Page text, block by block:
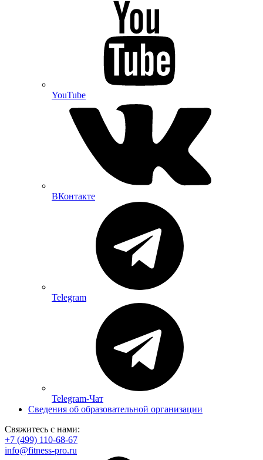
YouTube
ВКонтакте
Telegram
Telegram-Чат
Сведения об образовательной организации
Свяжитесь с нами:
+7 (499) 110-68-67
info@fitness-pro.ru